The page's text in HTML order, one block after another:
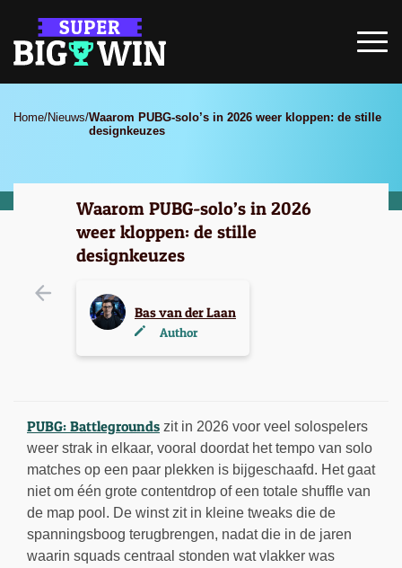
Home/Nieuws/Waarom PUBG-solo’s in 2026 weer kloppen: de stille
designkeuzes
Waarom PUBG-solo’s in 2026
weer kloppen: de stille
designkeuzes
Bas van der Laan
Author
PUBG: Battlegrounds zit in 2026 voor veel solospelers
weer strak in elkaar, vooral doordat het tempo van solo
matches op een paar plekken is bijgeschaafd. Het gaat
niet om één grote contentdrop of een totale shuffle van
de map pool. De winst zit in kleine tweaks die de
spanningsboog terugbrengen, nadat die in de jaren
waarin squads centraal stonden wat vlakker was